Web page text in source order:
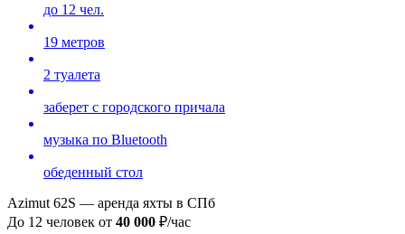
до 12 чел.
19 метров
2 туалета
заберет с городского причала
музыка по Bluetooth
обеденный стол
Azimut 62S — аренда яхты в СПб
До 12 человек от 40 000 ₽/час